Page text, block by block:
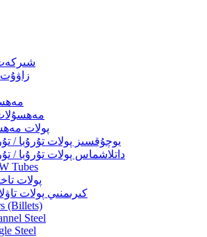
زاۋۇت
پولات
يوچۇقسىز پولات تۇرۇبا /
داتلاشماس پولات تۇرۇبا /
Tubes
پولات
كىرىمنىي پولات
(Billets)
Steel
Steel